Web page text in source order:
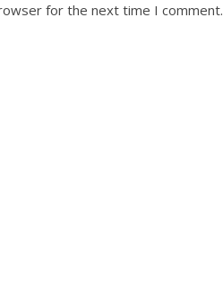
for the next time I comment.